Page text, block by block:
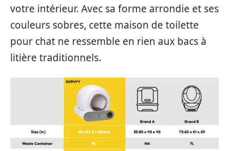
votre intérieur. Avec sa forme arrondie et ses
couleurs sobres, cette maison de toilette
pour chat ne ressemble en rien aux bacs à
litière traditionnels.